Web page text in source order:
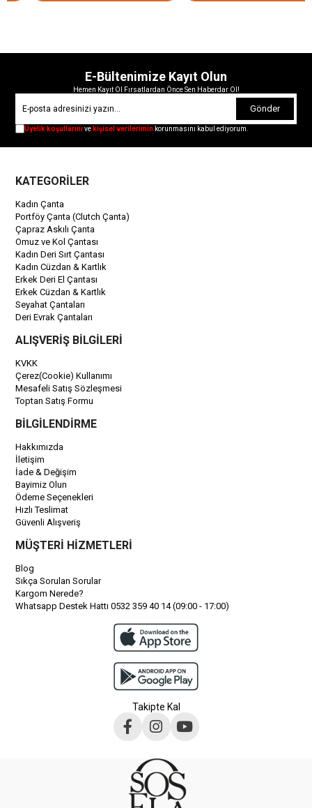
E-Bültenimize Kayıt Olun
Hemen Kayıt Ol Fırsatlardan Önce Sen Haberdar Ol!
Gönder
Üyelik koşullarınıve kişisel verilerimin korunmasını kabul ediyorum.
KATEGORİLER
Kadın Çanta
Portföy Çanta (Clutch Çanta)
Çapraz Askılı Çanta
Omuz ve Kol Çantası
Kadın Deri Sırt Çantası
Kadın Cüzdan & Kartlık
Erkek Deri El Çantası
Erkek Cüzdan & Kartlık
Seyahat Çantaları
Deri Evrak Çantaları
ALIŞVERİŞ BİLGİLERİ
KVKK
Çerez(Cookie) Kullanımı
Mesafeli Satış Sözleşmesi
Toptan Satış Formu
BİLGİLENDİRME
Hakkımızda
İletişim
İade & Değişim
Bayimiz Olun
Ödeme Seçenekleri
Hızlı Teslimat
Güvenli Alışveriş
MÜŞTERİ HİZMETLERİ
Blog
Sıkça Sorulan Sorular
Kargom Nerede?
Whatsapp Destek Hattı 0532 359 40 14 (09:00 - 17:00)
Takipte Kal